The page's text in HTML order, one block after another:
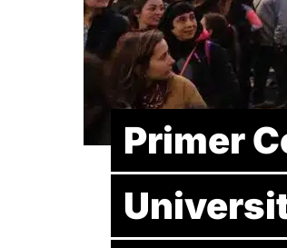
Primer